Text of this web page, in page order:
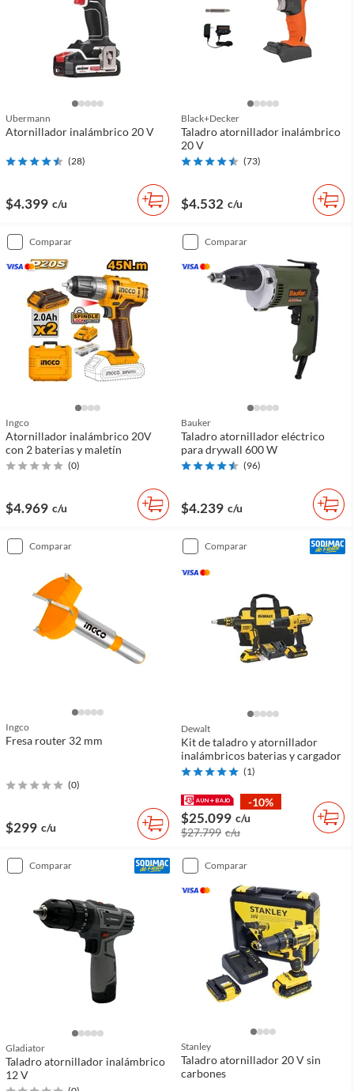
Ubermann
Atornillador inalámbrico 20 V
(28)
$4.399 c/u
Black+decker
Taladro atornillador inalámbrico
20 V
(73)
$4.532 c/u
comparar
Ingco
Atornillador inalámbrico 20V
con 2 baterias y maletín
(0)
$4.969 c/u
comparar
Bauker
Taladro atornillador eléctrico
para drywall 600 W
(96)
$4.239 c/u
comparar
Ingco
Fresa router 32 mm
(0)
$299 c/u
comparar
Dewalt
Kit de taladro y atornillador
inalámbricos baterias y cargador
(1)
-10%
$25.099 c/u
$27.799 c/u
comparar
Gladiator
Taladro atornillador inalámbrico
12 V
comparar
Stanley
Taladro atornillador 20 V sin
carbones